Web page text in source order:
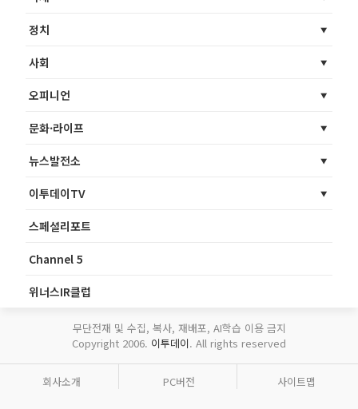
정치
사회
오피니언
문화·라이프
뉴스발전소
이투데이TV
스페셜리포트
Channel 5
위너스IR클럽
무단전재 및 수집, 복사, 재배포, AI학습 이용 금지
Copyright 2006. 이투데이. All rights reserved
회사소개 PC버전 사이트맵